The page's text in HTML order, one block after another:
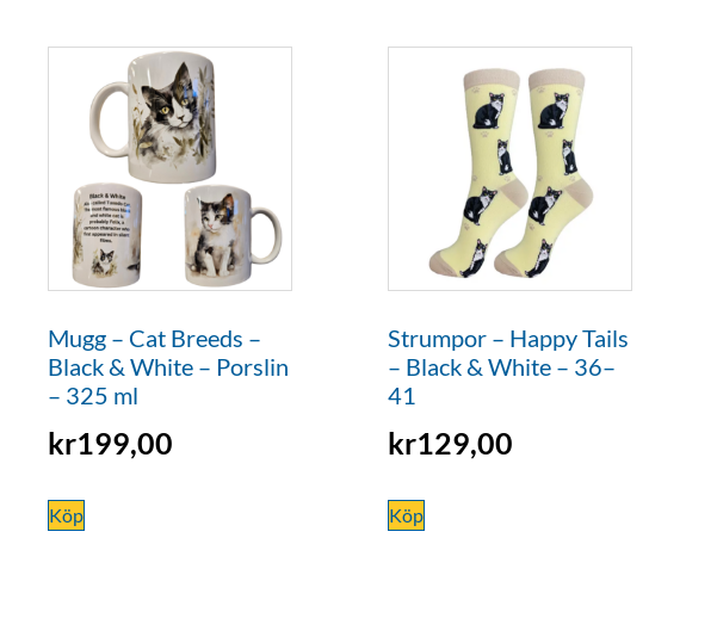
Mugg – Cat Breeds –
Black & White – Porslin
– 325 ml
kr199,00
Köp
Strumpor – Happy Tails
– Black & White – 36–
41
kr129,00
Köp